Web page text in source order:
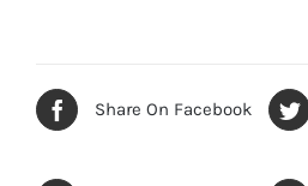
Share On Facebook